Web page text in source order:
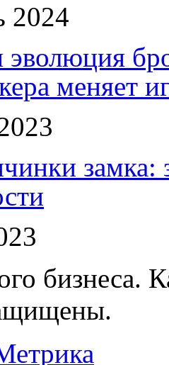
2024
меняет
замка:
бизнеса.